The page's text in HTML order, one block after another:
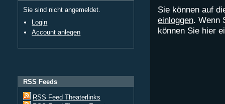
Sie sind nicht angemeldet.
Login
Account anlegen
RSS Feeds
RSS Feed Theaterlinks
Sie können auf
einloggen. Wenn
können Sie hier